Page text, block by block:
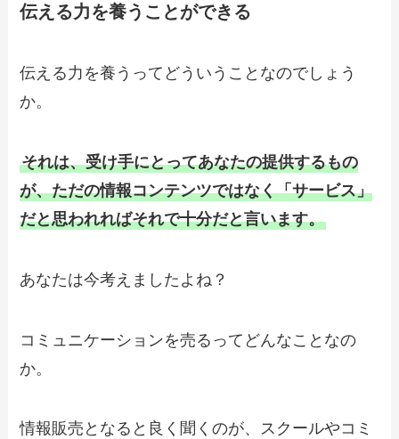
伝える力を養うことができる
伝える力を養うってどういうことなのでしょう
か。
それは、受け手にとってあなたの提供するもの
が、ただの情報コンテンツではなく「サービス」
だと思われればそれで十分だと言います。
あなたは今考えましたよね？
コミュニケーションを売るってどんなことなの
か。
情報販売となると良く聞くのが、スクールやコミ